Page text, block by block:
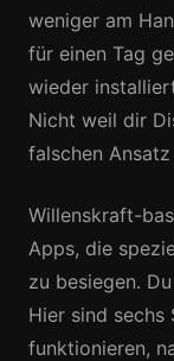
weniger am
für einen Tag
wieder
Nicht weil dir
falschen
Willenskraft-
Apps, die
zu besiegen.
Hier sind
funktionieren,